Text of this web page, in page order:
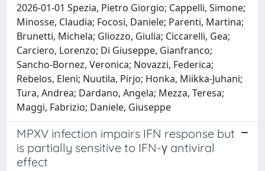
2026-01-01 Spezia, Pietro Giorgio; Cappelli, Simone;
Minosse, Claudia; Focosi, Daniele; Parenti, Martina;
Brunetti, Michela; Gliozzo, Giulia; Ciccarelli, Gea;
Carciero, Lorenzo; Di Giuseppe, Gianfranco;
Sancho-Bornez, Veronica; Novazzi, Federica;
Rebelos, Eleni; Nuutila, Pirjo; Honka, Miikka-Juhani;
Tura, Andrea; Dardano, Angela; Mezza, Teresa;
Maggi, Fabrizio; Daniele, Giuseppe
MPXV infection impairs IFN response but
is partially sensitive to IFN-γ antiviral
effect